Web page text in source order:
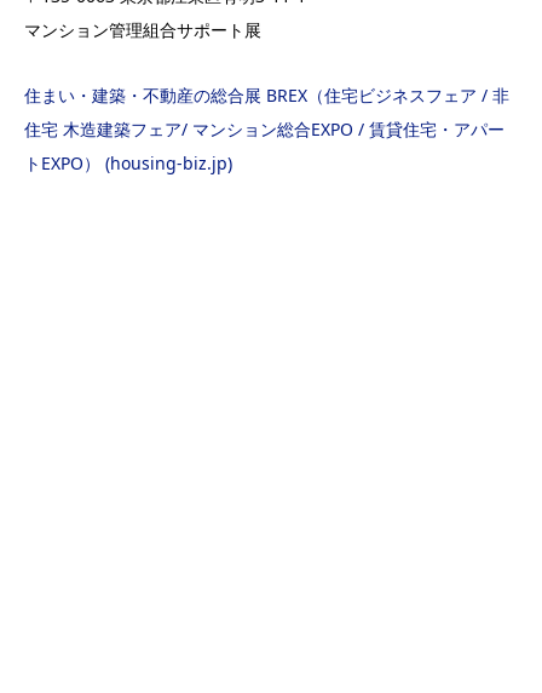
マンション管理組合サポート展
住まい・建築・不動産の総合展 BREX（住宅ビジネスフェア / 非
住宅 木造建築フェア/ マンション総合EXPO / 賃貸住宅・アパー
トEXPO） (housing-biz.jp)